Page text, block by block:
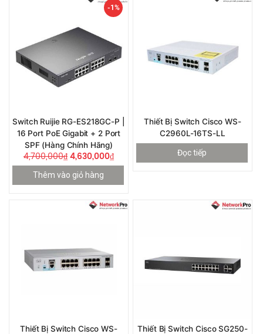
-1%
Switch Ruijie RG-ES218GC-P |
16 Port PoE Gigabit + 2 Port
SPF (Hàng Chính Hãng)
4,700,000₫4,630,000₫
Thêm vào giỏ hàng
Thiết Bị Switch Cisco WS-
C2960L-16TS-LL
Đọc tiếp
Thiết Bị Switch Cisco WS-
Thiết Bị Switch Cisco SG250-